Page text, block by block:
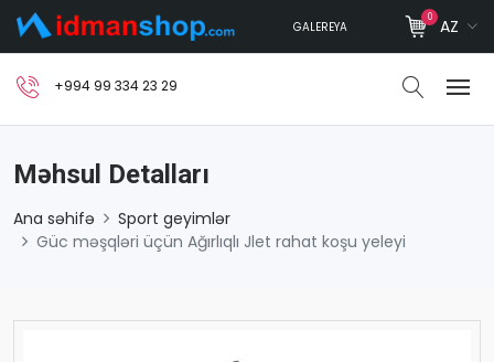
GALEREYA
0 AZ
+994 99 334 23 29
Məhsul Detalları
Ana səhifə
Sport geyimlər
Güc məşqləri üçün Ağırlıqlı Jlet rahat koşu yeleyi